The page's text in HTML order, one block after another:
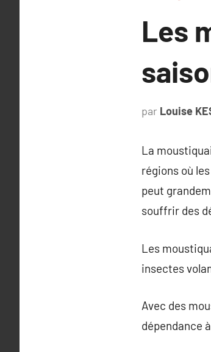
Les
par Louise
La
régions où
peut
souffrir des
Les
insectes
Avec des
dépendance